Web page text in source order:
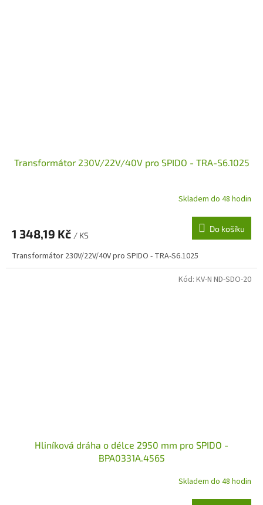
Transformátor 230V/22V/40V pro SPIDO - TRA-S6.1025
Skladem do 48 hodin
1 348,19 Kč / KS
Do košíku
Transformátor 230V/22V/40V pro SPIDO - TRA-S6.1025
Hliníková dráha o délce 2950 mm pro SPIDO -
BPA0331A.4565
Skladem do 48 hodin
Kód: KV-N ND-SDO-20